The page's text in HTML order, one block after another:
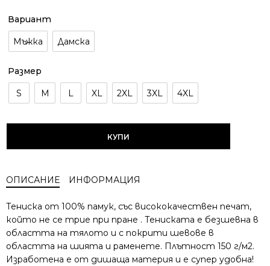
Вариант
Мъжка Дамска
Размер
S M L XL 2XL 3XL 4XL
КУПИ
ОПИСАНИЕ ИНФОРМАЦИЯ
Тениска от 100% памук, със висококачествен печат,
който не се трие при пране . Тениската е безшевна в
областта на тялото и с покрити шевове в
областта на шията и раменете. Плътност 150 г/м2.
Изработена е от дишаща материя и е супер удобна!